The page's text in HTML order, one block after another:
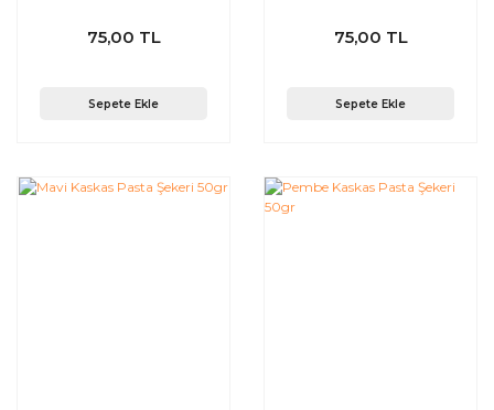
75,00 TL
Sepete Ekle
75,00 TL
Sepete Ekle